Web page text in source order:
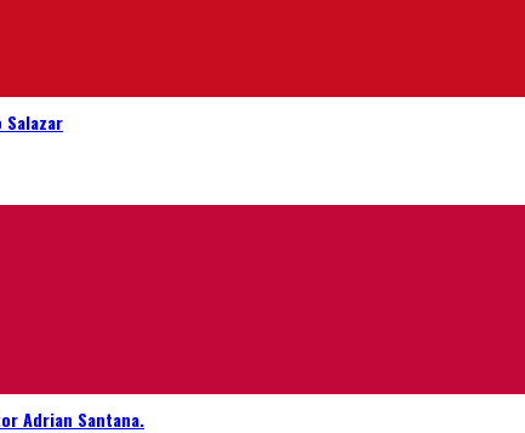
Salazar
Adrian Santana.